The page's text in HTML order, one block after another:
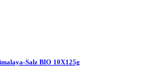
Salz BIO 10X125g